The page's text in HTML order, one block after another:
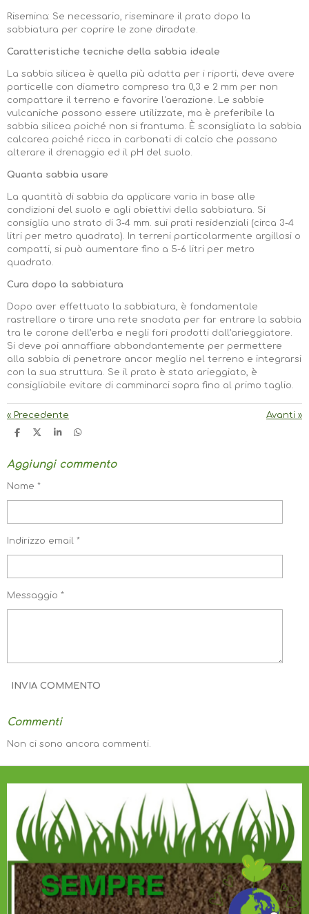
Risemina: Se necessario, riseminare il prato dopo la
sabbiatura per coprire le zone diradate.
Caratteristiche tecniche della sabbia ideale
La sabbia silicea è quella più adatta per i riporti; deve avere
particelle con diametro compreso tra 0,3 e 2 mm per non
compattare il terreno e favorire l'aerazione. Le sabbie
vulcaniche possono essere utilizzate, ma è preferibile la
sabbia silicea poiché non si frantuma. È sconsigliata la sabbia
calcarea poiché ricca in carbonati di calcio che possono
alterare il drenaggio ed il pH del suolo.
Quanta sabbia usare
La quantità di sabbia da applicare varia in base alle
condizioni del suolo e agli obiettivi della sabbiatura. Si
consiglia uno strato di 3-4 mm. sui prati residenziali (circa 3-4
litri per metro quadrato). In terreni particolarmente argillosi o
compatti, si può aumentare fino a 5-6 litri per metro
quadrato.
Cura dopo la sabbiatura
Dopo aver effettuato la sabbiatura, è fondamentale
rastrellare o tirare una rete snodata per far entrare la sabbia
tra le corone dell’erba e negli fori prodotti dall’arieggiatore.
Si deve poi annaffiare abbondantemente per permettere
alla sabbia di penetrare ancor meglio nel terreno e integrarsi
con la sua struttura. Se il prato è stato arieggiato, è
consigliabile evitare di camminarci sopra fino al primo taglio.
« Precedente Avanti »
C
D
I
I
D
C
D
V
D
C
D
D
C
D
D
Aggiungi commento
Nome *
Indirizzo email *
Messaggio *
INVIA COMMENTO
Commenti
Non ci sono ancora commenti.